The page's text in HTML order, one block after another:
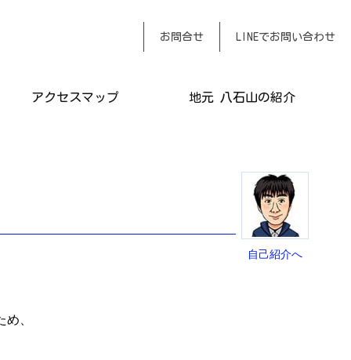
お問合せ LINEでお問い合わせ
アクセスマップ 地元 八石山の紹介
自己紹介へ
、